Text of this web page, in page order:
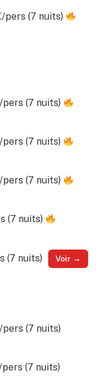
pers (7 nuits)
(7 nuits)
(7 nuits)
(7 nuits)
(7 nuits)
(7 nuits) Voir →
(7 nuits)
(7 nuits)